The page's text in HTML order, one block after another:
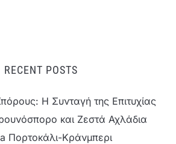
RECENT POSTS
Η Συνταγή της Επιτυχίας
και Ζεστά Αχλάδια
Πορτοκάλι-Κράνμπερι